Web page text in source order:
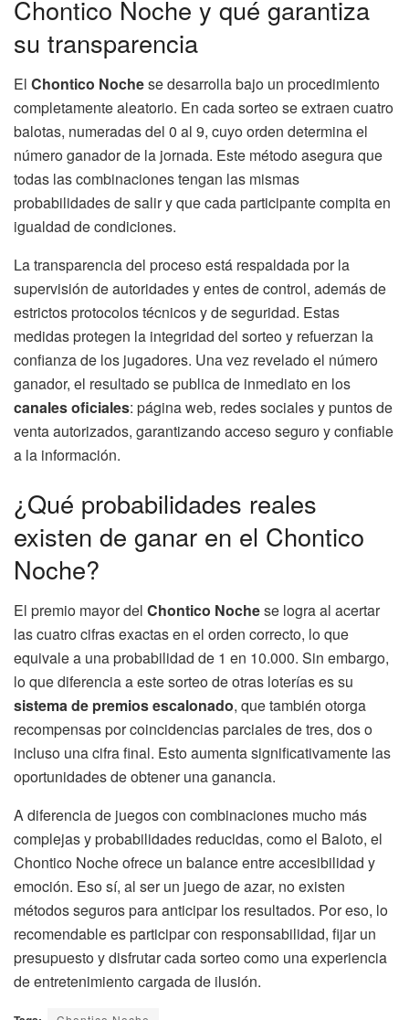
Chontico Noche y qué garantiza
su transparencia
El Chontico Nochese desarrolla bajo un procedimiento
completamente aleatorio. En cada sorteo se extraen cuatro
balotas, numeradas del 0 al 9, cuyo orden determina el
número ganador de la jornada. Este método asegura que
todas las combinaciones tengan las mismas
probabilidades de salir y que cada participante compita en
igualdad de condiciones.
La transparencia del proceso está respaldada por la
supervisión de autoridades y entes de control, además de
estrictos protocolos técnicos y de seguridad. Estas
medidas protegen la integridad del sorteo y refuerzan la
confianza de los jugadores. Una vez revelado el número
ganador, el resultado se publica de inmediato en los
canales oficiales: página web, redes sociales y puntos de
venta autorizados, garantizando acceso seguro y confiable
a la información.
¿Qué probabilidades reales
existen de ganar en el Chontico
Noche?
El premio mayor del Chontico Nochese logra al acertar
las cuatro cifras exactas en el orden correcto, lo que
equivale a una probabilidad de 1 en 10.000. Sin embargo,
lo que diferencia a este sorteo de otras loterías es su
sistema de premios escalonado, que también otorga
recompensas por coincidencias parciales de tres, dos o
incluso una cifra final. Esto aumenta significativamente las
oportunidades de obtener una ganancia.
A diferencia de juegos con combinaciones mucho más
complejas y probabilidades reducidas, como el Baloto, el
Chontico Noche ofrece un balance entre accesibilidad y
emoción. Eso sí, al ser un juego de azar, no existen
métodos seguros para anticipar los resultados. Por eso, lo
recomendable es participar con responsabilidad, fijar un
presupuesto y disfrutar cada sorteo como una experiencia
de entretenimiento cargada de ilusión.